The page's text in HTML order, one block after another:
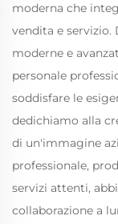
moderna che
vendita e
moderne e
personale
soddisfare le
dedichiamo alla
di un'immagine
professionale,
servizi attenti,
collaborazione a